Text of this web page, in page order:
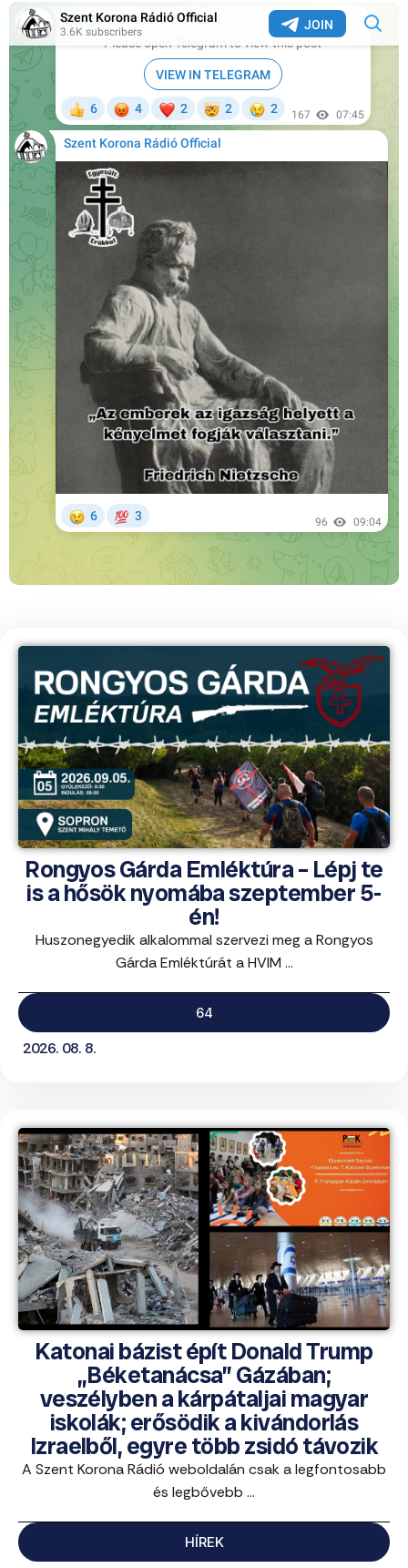
Rongyos Gárda Emléktúra – Lépj te
is a hősök nyomába szeptember 5-
én!
Huszonegyedik alkalommal szervezi meg a Rongyos
Gárda Emléktúrát a HVIM ...
64
2026. 08. 8.
Katonai bázist épít Donald Trump
„Béketanácsa” Gázában;
veszélyben a kárpátaljai magyar
iskolák; erősödik a kivándorlás
Izraelből, egyre több zsidó távozik
A Szent Korona Rádió weboldalán csak a legfontosabb
és legbővebb ...
HÍREK